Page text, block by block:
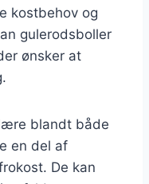
kostbehov og
gulerodsboller
ønsker at
blandt både
en del af
De kan